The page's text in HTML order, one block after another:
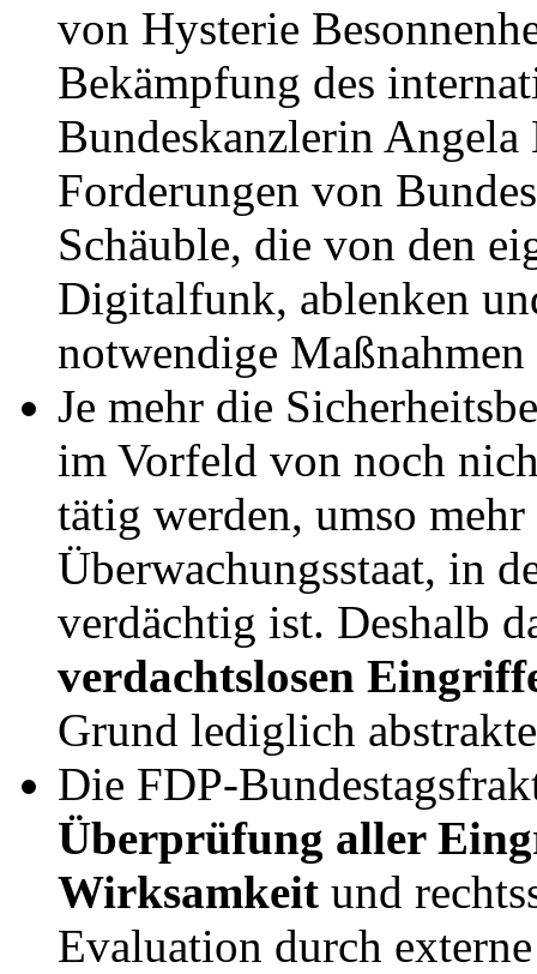
von Hysterie
Bekämpfung des
Bundeskanzlerin Angela
Forderungen von
Schäuble, die von den
Digitalfunk, ablenken
notwendige
Je mehr die
im Vorfeld von noch
tätig werden, umso
Überwachungsstaat, in
verdächtig ist. Deshalb
verdachtslosen
Grund lediglich
Die FDP-
Überprüfung aller
Wirksamkeit und
Evaluation durch